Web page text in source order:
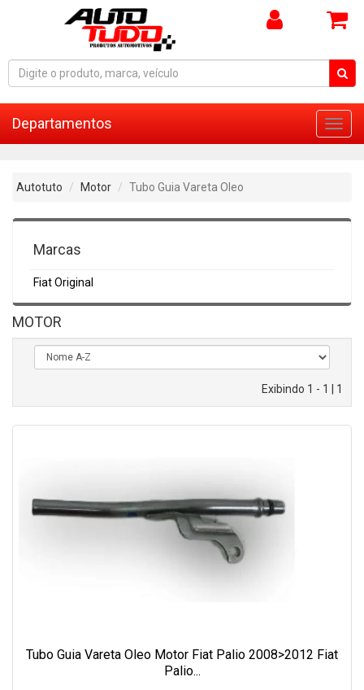
Departamentos
Autotuto Motor Tubo Guia Vareta Oleo
Marcas
Fiat Original
MOTOR
Exibindo 1 - 1 | 1
Tubo Guia Vareta Oleo Motor Fiat Palio 2008>2012 Fiat
Palio...